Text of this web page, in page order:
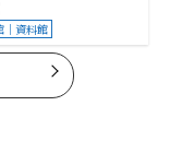
｜資料館